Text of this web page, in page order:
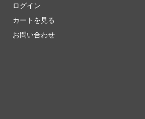
ログイン
カートを見る
お問い合わせ